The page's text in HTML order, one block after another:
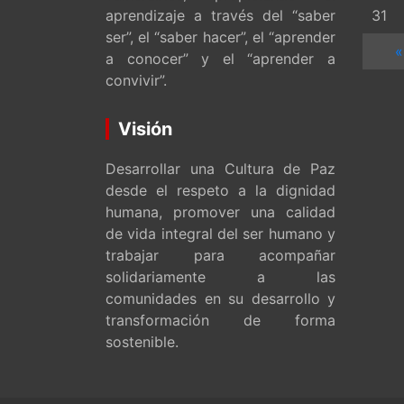
aprendizaje a través del “saber
ser”, el “saber hacer”, el “aprender
a conocer” y el “aprender a
convivir”.
Visión
Desarrollar una Cultura de Paz
desde el respeto a la dignidad
humana, promover una calidad
de vida integral del ser humano y
trabajar para acompañar
solidariamente a las
comunidades en su desarrollo y
transformación de forma
sostenible.
31